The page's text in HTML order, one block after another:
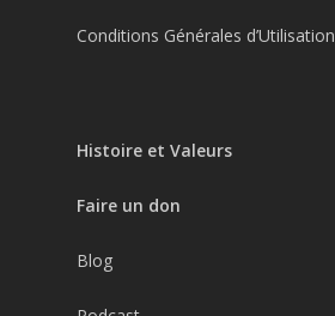
Conditions Générales d’Utilisation
Histoire et Valeurs
Faire un don
Blog